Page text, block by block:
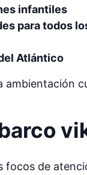
infantiles
para todos
Atlántico
ambientación
focos de